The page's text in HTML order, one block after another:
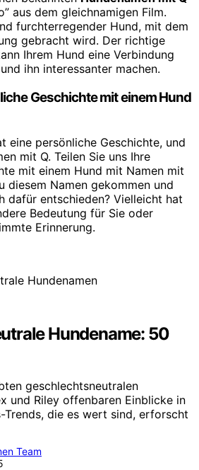
aus dem gleichnamigen Film.
furchterregender Hund, mit dem
gebracht wird. Der richtige
Ihrem Hund eine Verbindung
ihn interessanter machen.
Geschichte mit einem Hund
eine persönliche Geschichte, und
mit Q. Teilen Sie uns Ihre
mit einem Hund mit Namen mit
diesem Namen gekommen und
dafür entschieden? Vielleicht hat
Bedeutung für Sie oder
Erinnerung.
Hundename: 50
geschlechtsneutralen
und Riley offenbaren Einblicke in
Trends, die es wert sind, erforscht
Team